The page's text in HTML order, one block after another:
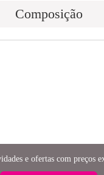
Composição
e ofertas com preços